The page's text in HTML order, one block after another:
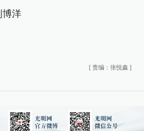
博洋
[ 责编：张悦鑫 ]